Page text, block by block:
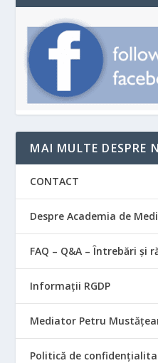
MAI MULTE DESPRE
CONTACT
Despre Academia de
FAQ – Q&A – Întrebări și
Informații RGDP
Mediator Petru
Politică de